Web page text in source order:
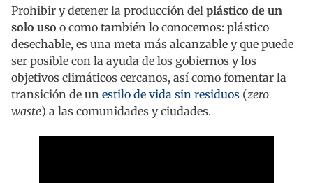
Prohibir y detener la producción del plástico de un
solo uso o como también lo conocemos: plástico
desechable, es una meta más alcanzable y que puede
ser posible con la ayuda de los gobiernos y los
objetivos climáticos cercanos, así como fomentar la
transición de un estilo de vida sin residuos (zero
waste) a las comunidades y ciudades.